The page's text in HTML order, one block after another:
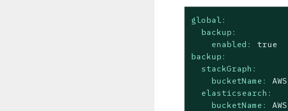
global:
backup:
enabled:
true
backup:
stackGraph:
bucketName:
elasticsearch:
bucketName: